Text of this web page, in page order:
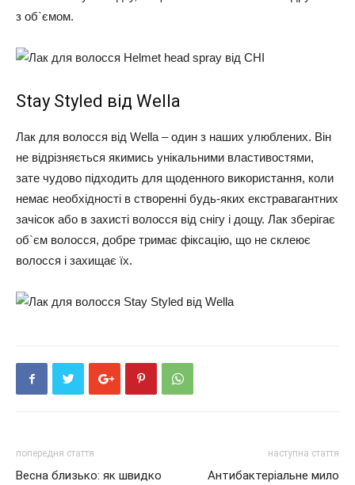
з об`ємом.
Stay Styled від Wella
Лак для волосся від Wella – один з наших улюблених. Він
не відрізняється якимись унікальними властивостями,
зате чудово підходить для щоденного використання, коли
немає необхідності в створенні будь-яких екстравагантних
зачісок або в захисті волосся від снігу і дощу. Лак зберігає
об`єм волосся, добре тримає фіксацію, що не склеює
волосся і захищає їх.
попередня стаття
Весна близько: як швидко
наступна стаття
Антибактеріальне мило